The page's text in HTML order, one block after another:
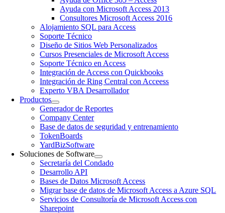
Ayuda con Microsoft Access 2013
Consultores Microsoft Access 2016
Alojamiento SQL para Access
Soporte Técnico
Diseño de Sitios Web Personalizados
Cursos Presenciales de Microsoft Access
Soporte Técnico en Access
Integración de Access con Quickbooks
Integración de Ring Central con Acceess
Experto VBA Desarrollador
Productos
Generador de Reportes
Company Center
Base de datos de seguridad y entrenamiento
TokenBoards
YardBizSoftware
Soluciones de Software
Secretaría del Condado
Desarrollo API
Bases de Datos Microsoft Access
Migrar base de datos de Microsoft Access a Azure SQL
Servicios de Consultoría de Microsoft Access con
Sharepoint